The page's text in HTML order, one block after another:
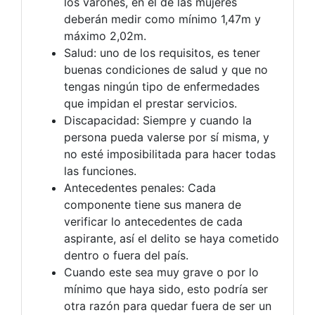
deberán medir como mínimo 1,47m y
máximo 2,02m.
Salud: uno de los requisitos, es tener
buenas condiciones de salud y que no
tengas ningún tipo de enfermedades
que impidan el prestar servicios.
Discapacidad: Siempre y cuando la
persona pueda valerse por sí misma, y
no esté imposibilitada para hacer todas
las funciones.
Antecedentes penales: Cada
componente tiene sus manera de
verificar lo antecedentes de cada
aspirante, así el delito se haya cometido
dentro o fuera del país.
Cuando este sea muy grave o por lo
mínimo que haya sido, esto podría ser
otra razón para quedar fuera de ser un